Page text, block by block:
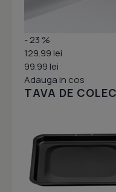
- 23 %
129.99 lei
99.99 lei
Adauga in cos
TAVA DE